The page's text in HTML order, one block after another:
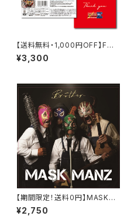
【送料無料・1,000円OFF】FM
WE presents 大仁田厚デビュ
ー50周年記念DVD「Thank yo
¥3,300
【期間限定！送料０円】MASKM
ANZ 1stアルバム「Brother」
¥2,750